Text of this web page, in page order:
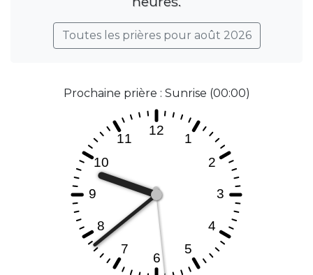
Toutes les prières pour août 2026
Prochaine prière : Sunrise (00:00)